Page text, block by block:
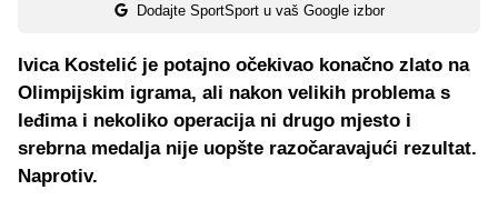
Dodajte SportSport u vaš Google izbor
Ivica Kostelić je potajno očekivao konačno zlato na
Olimpijskim igrama, ali nakon velikih problema s
leđima i nekoliko operacija ni drugo mjesto i
srebrna medalja nije uopšte razočaravajući rezultat.
Naprotiv.